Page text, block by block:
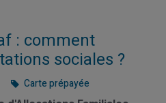
: comment
sociales ?
Carte prépayée